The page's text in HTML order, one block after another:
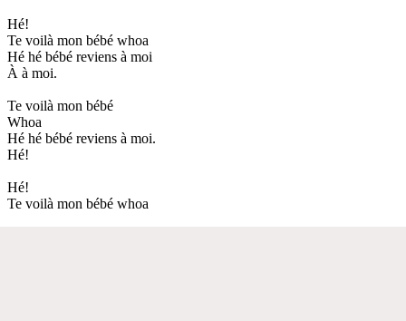
Hé!
Te voilà mon bébé whoa
Hé hé bébé reviens à moi
À à moi.
Te voilà mon bébé
Whoa
Hé hé bébé reviens à moi.
Hé!
Hé!
Te voilà mon bébé whoa